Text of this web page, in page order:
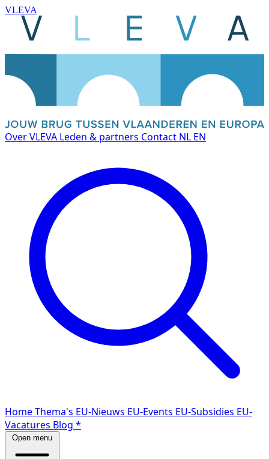
VLEVA
Over VLEVA Leden & partners Contact NL EN
HomeThema's EU-Nieuws EU-Events EU-Subsidies EU-
Vacatures Blog *
Open menu